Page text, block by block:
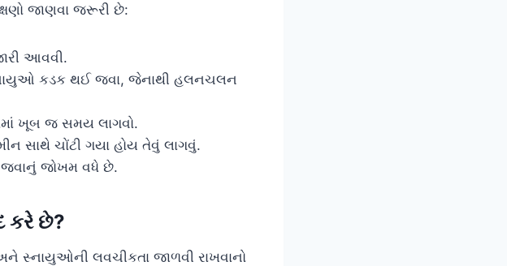
જાણવા જરૂરી છે:
આવવી.
કડક થઈ જવા, જેનાથી હલનચલન
ખૂબ જ સમય લાગવો.
સાથે ચોંટી ગયા હોય તેવું લાગવું.
જોખમ વધે છે.
કરે છે?
અને સ્નાયુઓની લવચીકતા જાળવી રાખવાનો